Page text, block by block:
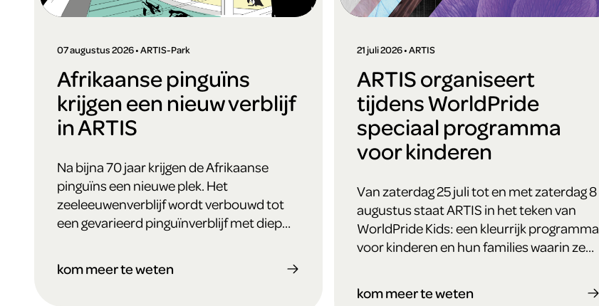
Afrikaanse pinguïns
krijgen een nieuw verblijf
in ARTIS
07 augustus 2026 • ARTIS-Park
Na bijna 70 jaar krijgen de Afrikaanse
pinguïns een nieuwe plek. Het
zeeleeuwenverblijf wordt verbouwd tot
een gevarieerd pinguïnverblijf met diep
water kunnen zien ‘vliegen’.
kom meer te weten
ARTIS organiseert
tijdens WorldPride
speciaal programma
voor kinderen
21 juli 2026 • ARTIS
Van zaterdag 25 juli tot en met zaterdag 8
augustus staat ARTIS in het teken van
WorldPride Kids: een kleurrijk programma
voor kinderen en hun families waarin ze
kom meer te weten